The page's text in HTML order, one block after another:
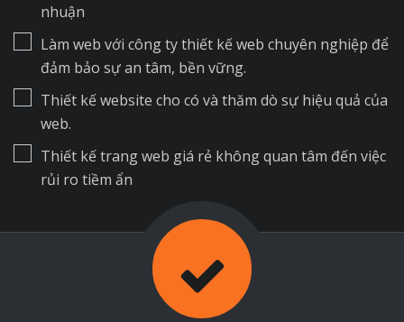
nhuận
Làm web với công ty thiết kế web chuyên nghiệp để
đảm bảo sự an tâm, bền vững.
Thiết kế website cho có và thăm dò sự hiệu quả của
web.
Thiết kế trang web giá rẻ không quan tâm đến việc
rủi ro tiềm ẩn